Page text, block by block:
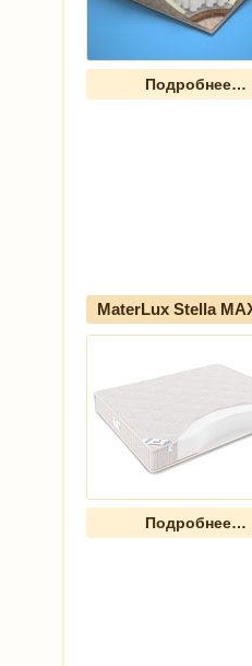
Подробнее…
MaterLux Stella
Подробнее…